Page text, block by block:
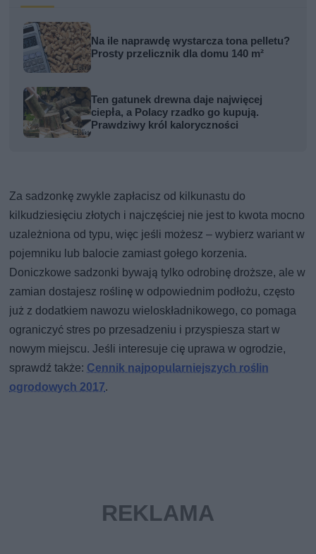
Na ile naprawdę wystarcza tona pelletu?
Prosty przelicznik dla domu 140 m²
Ten gatunek drewna daje najwięcej
ciepła, a Polacy rzadko go kupują.
Prawdziwy król kaloryczności
Za sadzonkę zwykle zapłacisz od kilkunastu do
kilkudziesięciu złotych i najczęściej nie jest to kwota mocno
uzależniona od typu, więc jeśli możesz – wybierz wariant w
pojemniku lub balocie zamiast gołego korzenia.
Doniczkowe sadzonki bywają tylko odrobinę droższe, ale w
zamian dostajesz roślinę w odpowiednim podłożu, często
już z dodatkiem nawozu wieloskładnikowego, co pomaga
ograniczyć stres po przesadzeniu i przyspiesza start w
nowym miejscu. Jeśli interesuje cię uprawa w ogrodzie,
sprawdź także: Cennik najpopularniejszych roślin
ogrodowych 2017.